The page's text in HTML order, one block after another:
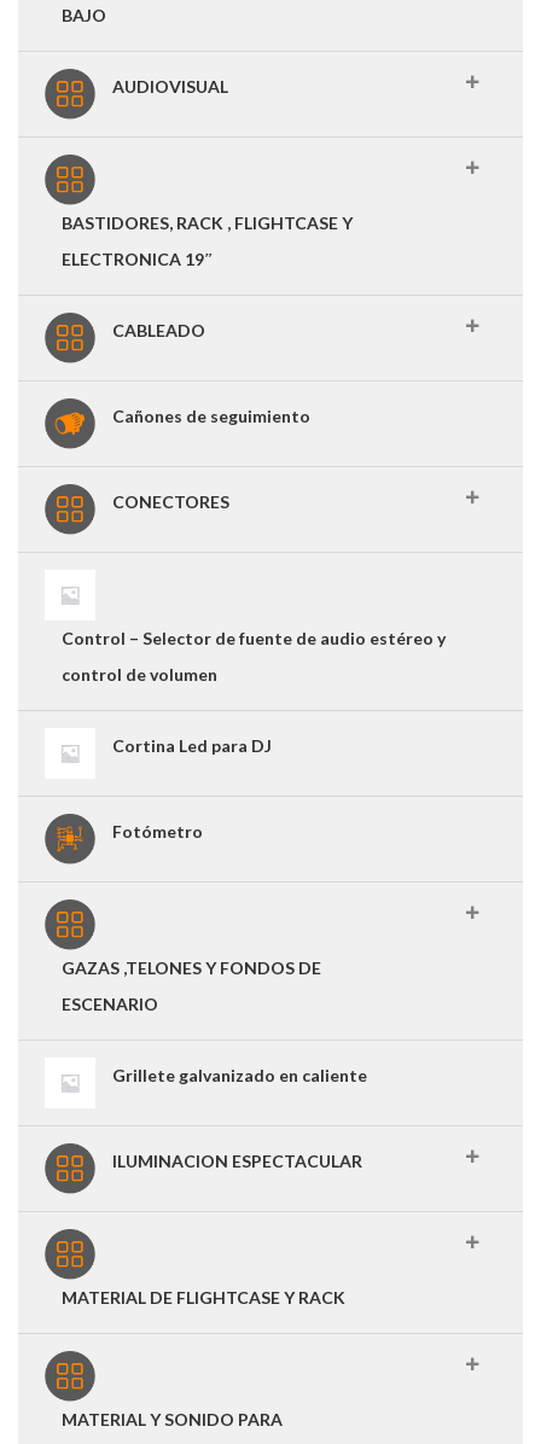
BAJO
AUDIOVISUAL
BASTIDORES, RACK , FLIGHTCASE Y
ELECTRONICA 19″
CABLEADO
Cañones de seguimiento
CONECTORES
Control – Selector de fuente de audio estéreo y
control de volumen
Cortina Led para DJ
Fotómetro
GAZAS ,TELONES Y FONDOS DE
ESCENARIO
Grillete galvanizado en caliente
ILUMINACION ESPECTACULAR
MATERIAL DE FLIGHTCASE Y RACK
MATERIAL Y SONIDO PARA